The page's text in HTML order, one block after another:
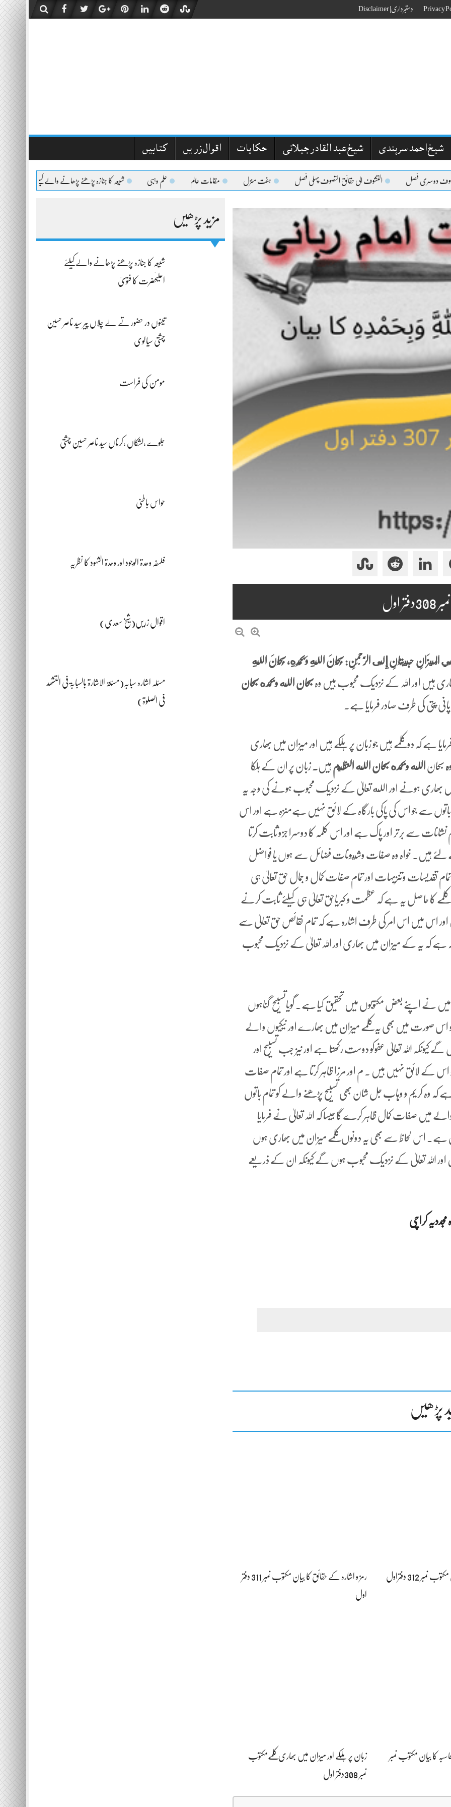
دستبرداری| Disclaimer
شیخ احمد سرہندی شیخ عبد القادر جیلانی حکایات اقوال زریں کتابیں
فصل التشوف الی حقائق التصوف پہلی فصل ہفت منزل مقامات عالم علم وہبی شیعہ کا جنازہ پڑھنے پڑھانے والےکیلئے اعلیٰحضرت کا فتویٰ
مزید پڑھیں
شیعہ کا جنازہ پڑھنے پڑھانے والےکیلئے
اعلیٰحضرت کا فتویٰ
تینوں در حضور تے لے چلاں پیر سید ناصر حسین
چشتی سیالوی
مومن کی فراست
جلوے ،لشکاں ،کرناں سید ناصر حسین چشتی
حواس باطنی
فلسفہ وحدۃ الوجود اور وحدۃ الشہود کا نظریہ
اقوال زریں(شیخ سعدی)
مسئلہ اشارہ سبابہ(مسئلۃ الاشارۃ بالسبابۃ فی التشھد
فی الصلوۃ)
حَبِيبَتَانِ إِلَى الرَّحْمَنِ: سُبْحَانَ اللَّهِ وَبِحَمْدِهِ، سُبْحَانَ اللَّهِ
ہیں اور اللہ کے نزدیک محبوب ہیں وہسبحان الله وبحمده سبحان
پتی کی طرف صادر فرمایا ہے۔
ہے کہ دو کلمے ہیں جو زبان پر ہلکے ہیں اور میزان میں بھاری
ہ سبحان الله وبحمده سبحان الله العظيم ہیں زبان پر ان کے ہلکا
ہونے اور الله تعالیٰ کے نزدیک محبوب ہونے کی وجہ یہ
باتوں سے جو اس کی پاکی بارگاہ کے لائق نہیں ہےمنزہ ہے اور اس
سے برتر اور پاک ہے اور اس کلمہ کا دوسرا جزو ثابت کرتا
لئے ہیں۔ خواہ وہ صفات وشيونات فضائل سے ہوں یا فواضل
تقدیسات وتنزیہات اور تمام صفات کمال و جمال حق تعالیٰ ہی
کا حاصل یہ ہے کہ عظمت و کبریاحق تعالیٰ ہی کیلئے ثابت کرنے
اور اس میں اس امر کی طرف اشارہ ہے کہ تمام نقائص حق تعالیٰ سے
کہ یہ کے میزان میں بھاری اور اللہ تعالیٰ کے نزدیک محبوب
کہ میں نے اپنے بعض مکتوبوں میں تحقیق کیا ہے۔ گویاتسبیح گناہوں
صورت میں بھی یہ کلمے میزان میں بھارے اور نیکیوں والے
اللہ تعالیٰ عفوکو دوست رکھتا ہے اور نیز جب تسبیح اور
اس کے لائق نہیں ہیں ۔ م اور مرزا ظاہر کرتا ہے اور تمام صفات
ہے کہ وہ کریم و وہاب جل شان بھی تسبیح پڑھنے والے کو تمام باتوں
صفات کمال ظاہر کرے گا جیسا کہ اللہ تعالیٰ نے فرمایا
ہے۔ اس لحاظ سے بھی یہ دونوں کلمے میزان میں بھاری ہوں
اللہ تعالیٰ کے نزدیک محبوب ہوں گے کیونکہ ان کے ذریعے
پڑھیں
312 دفتراول رمز و اشارہ کے حقائق کا بیان مکتوب نمبر 311 دفتر
اول
کا بیان مکتوب نمبر زبان پر ہلکے اور میزان میں بھاری کلمےمکتوب
نمبر 308دفتر اول